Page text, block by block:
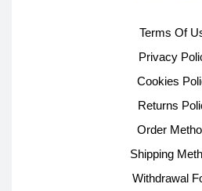
Terms Of
Privacy
Cookies
Returns
Order
Shipping
Withdrawal